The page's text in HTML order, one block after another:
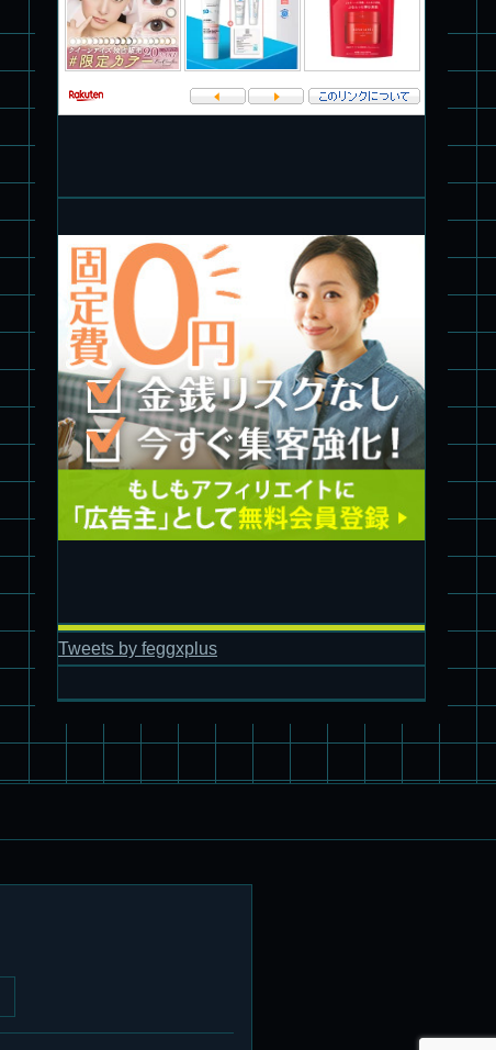
パチ組塗装★PLAMAX 1/72 バトロイド・バルキリー VF-1S ロ
パチ組★WAVE 1/35 マーシィドッグ & ストライクドッグ
Tweets by feggxplus